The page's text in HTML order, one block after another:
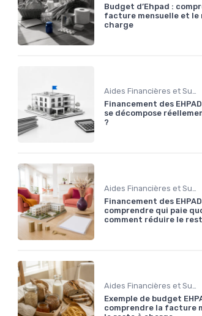
Budget d’Ehpad :
facture mensuelle et le
charge
Financement des
se décompose
?
Financement des
comprendre qui paie
comment réduire le
Exemple de budget
comprendre la facture